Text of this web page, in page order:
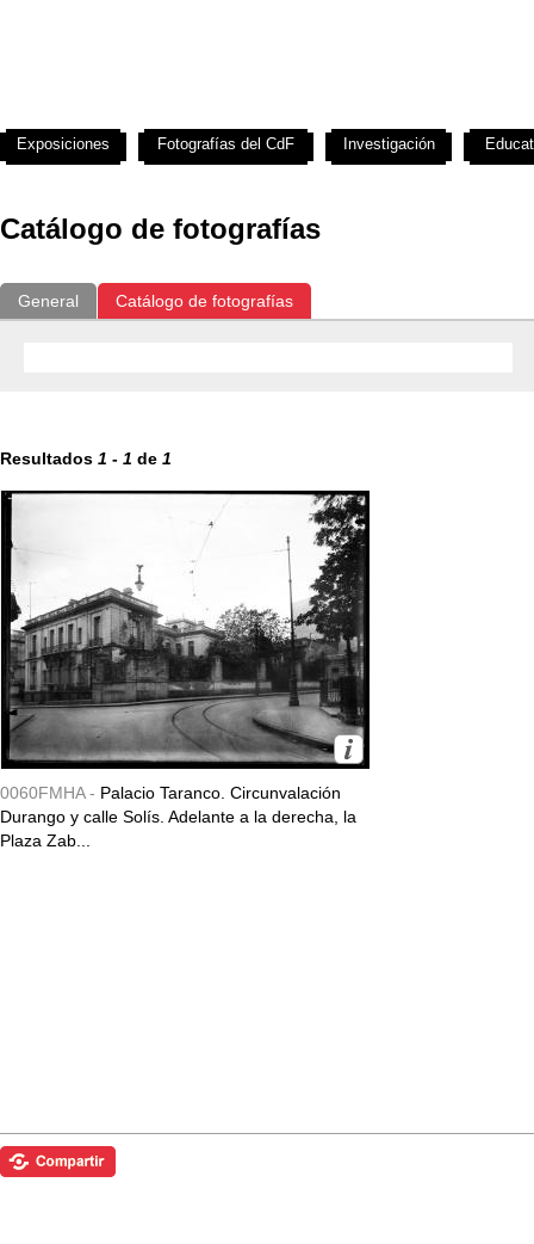
Catálogo de fotografías
General Catálogo de fotografías
Resultados 1 - 1 de 1
0060FMHA - Palacio Taranco. Circunvalación
Durango y calle Solís. Adelante a la derecha, la
Plaza Zab...
Exposiciones Fotografías del CdF Investigación